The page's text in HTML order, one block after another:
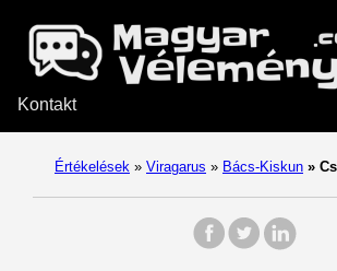
Kontakt
Értékelések » Viragarus » Bács-Kiskun »